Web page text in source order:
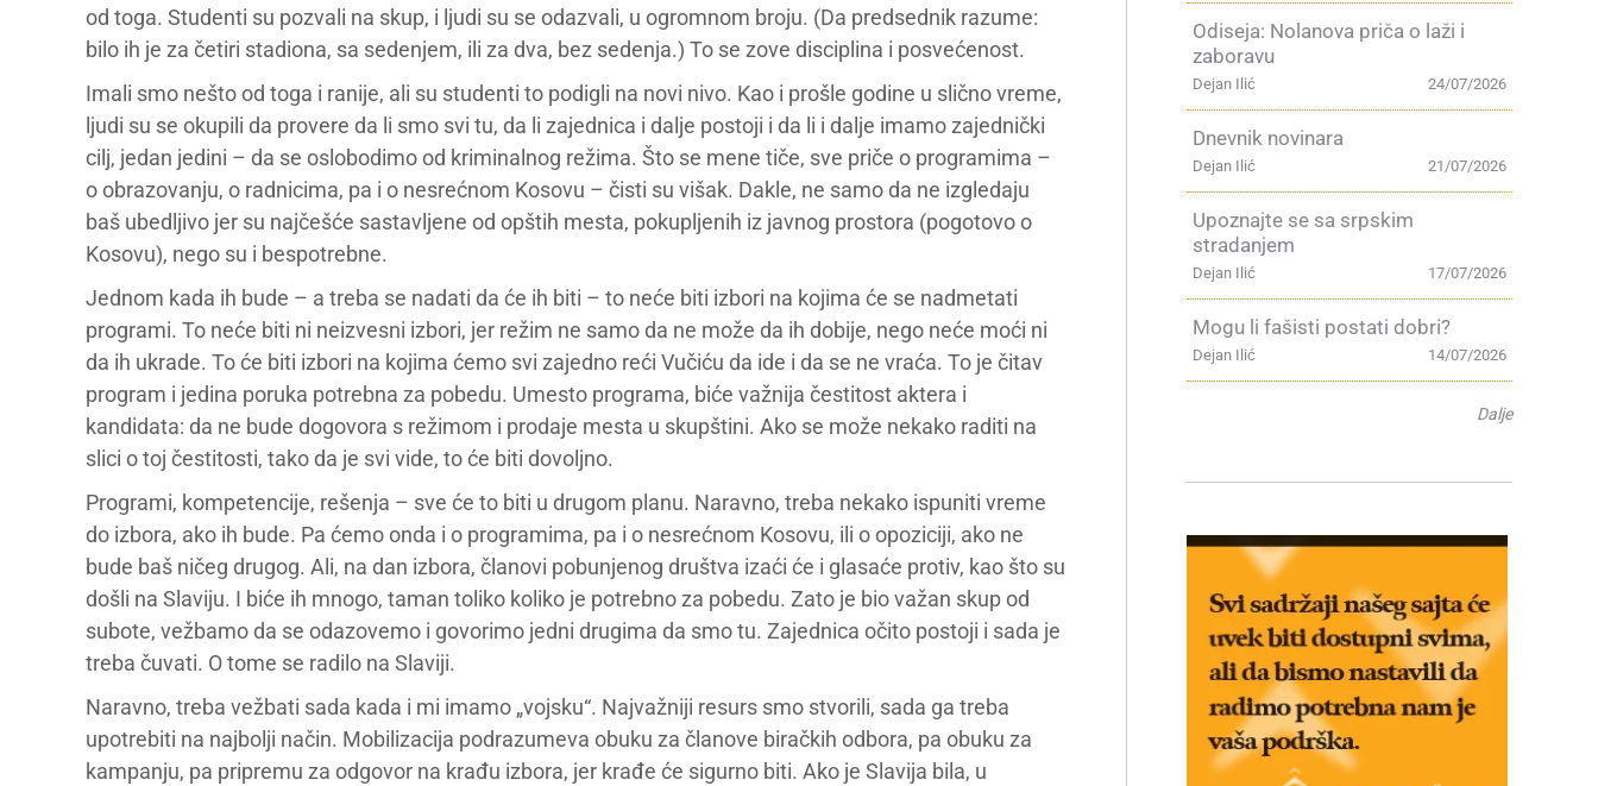
od toga. Studenti su pozvali na skup, i ljudi su se odazvali, u ogromnom broju. (Da predsednik razume:
bilo ih je za četiri stadiona, sa sedenjem, ili za dva, bez sedenja.) To se zove disciplina i posvećenost.
Imali smo nešto od toga i ranije, ali su studenti to podigli na novi nivo. Kao i prošle godine u slično vreme,
ljudi su se okupili da provere da li smo svi tu, da li zajednica i dalje postoji i da li i dalje imamo zajednički
cilj, jedan jedini – da se oslobodimo od kriminalnog režima. Što se mene tiče, sve priče o programima –
o obrazovanju, o radnicima, pa i o nesrećnom Kosovu – čisti su višak. Dakle, ne samo da ne izgledaju
baš ubedljivo jer su najčešće sastavljene od opštih mesta, pokupljenih iz javnog prostora (pogotovo o
Kosovu), nego su i bespotrebne.
Jednom kada ih bude – a treba se nadati da će ih biti – to neće biti izbori na kojima će se nadmetati
programi. To neće biti ni neizvesni izbori, jer režim ne samo da ne može da ih dobije, nego neće moći ni
da ih ukrade. To će biti izbori na kojima ćemo svi zajedno reći Vučiću da ide i da se ne vraća. To je čitav
program i jedina poruka potrebna za pobedu. Umesto programa, biće važnija čestitost aktera i
kandidata: da ne bude dogovora s režimom i prodaje mesta u skupštini. Ako se može nekako raditi na
slici o toj čestitosti, tako da je svi vide, to će biti dovoljno.
Programi, kompetencije, rešenja – sve će to biti u drugom planu. Naravno, treba nekako ispuniti vreme
do izbora, ako ih bude. Pa ćemo onda i o programima, pa i o nesrećnom Kosovu, ili o opoziciji, ako ne
bude baš ničeg drugog. Ali, na dan izbora, članovi pobunjenog društva izaći će i glasaće protiv, kao što su
došli na Slaviju. I biće ih mnogo, taman toliko koliko je potrebno za pobedu. Zato je bio važan skup od
subote, vežbamo da se odazovemo i govorimo jedni drugima da smo tu. Zajednica očito postoji i sada je
treba čuvati. O tome se radilo na Slaviji.
Naravno, treba vežbati sada kada i mi imamo „vojsku“. Najvažniji resurs smo stvorili, sada ga treba
upotrebiti na najbolji način. Mobilizacija podrazumeva obuku za članove biračkih odbora, pa obuku za
kampanju, pa pripremu za odgovor na krađu izbora, jer krađe će sigurno biti. Ako je Slavija bila, u
Odiseja: Nolanova priča o laži i
zaboravu
24/07/2026
Dejan Ilić
Dnevnik novinara
21/07/2026
Dejan Ilić
Upoznajte se sa srpskim
stradanjem
17/07/2026
Dejan Ilić
Mogu li fašisti postati dobri?
14/07/2026
Dejan Ilić
Dalje